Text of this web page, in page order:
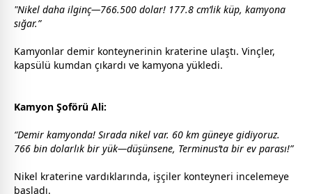
"Nikel daha ilginç—766.500 dolar! 177.8 cm’lik küp, kamyona
sığar.”
Kamyonlar demir konteynerinin kraterine ulaştı. Vinçler,
kapsülü kumdan çıkardı ve kamyona yükledi.
Kamyon Şoförü Ali:
“Demir kamyonda! Sırada nikel var. 60 km güneye gidiyoruz.
766 bin dolarlık bir yük—düşünsene, Terminus’ta bir ev parası!”
Nikel kraterine vardıklarında, işçiler konteyneri incelemeye
başladı.